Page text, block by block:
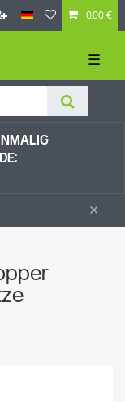
0,00 €
☰
NMALIG
×